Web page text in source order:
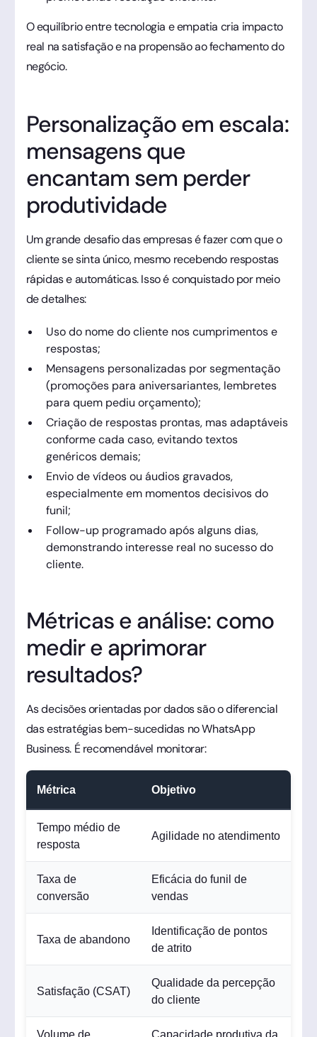
O equilíbrio entre tecnologia e empatia cria impacto
real na satisfação e na propensão ao fechamento do
negócio.
Personalização em escala:
mensagens que
encantam sem perder
produtividade
Um grande desafio das empresas é fazer com que o
cliente se sinta único, mesmo recebendo respostas
rápidas e automáticas. Isso é conquistado por meio
de detalhes:
Uso do nome do cliente nos cumprimentos e
respostas;
Mensagens personalizadas por segmentação
(promoções para aniversariantes, lembretes
para quem pediu orçamento);
Criação de respostas prontas, mas adaptáveis
conforme cada caso, evitando textos
genéricos demais;
Envio de vídeos ou áudios gravados,
especialmente em momentos decisivos do
funil;
Follow-up programado após alguns dias,
demonstrando interesse real no sucesso do
cliente.
Métricas e análise: como
medir e aprimorar
resultados?
As decisões orientadas por dados são o diferencial
das estratégias bem-sucedidas no WhatsApp
Business. É recomendável monitorar:
Métrica Objetivo
Tempo médio de
resposta
Agilidade no atendimento
Taxa de
conversão
Eficácia do funil de
vendas
Taxa de abandono
Identificação de pontos
de atrito
Satisfação (CSAT)
Qualidade da percepção
do cliente
Volume de
Capacidade produtiva da